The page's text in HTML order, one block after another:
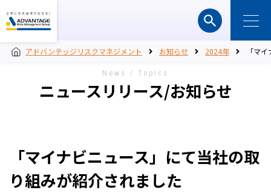
アドバンテッジリスクマネジメント お知らせ 2024年 「マ
News / Topics
ニュースリリース/お知らせ
「マイナビニュース」にて当社の取
り組みが紹介されました